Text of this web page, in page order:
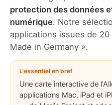
protection des données
numérique. Notre
applications issues de
Made in Germany ».
L'essentiel en bref
Une carte interactive de
applications Mac, iPad et